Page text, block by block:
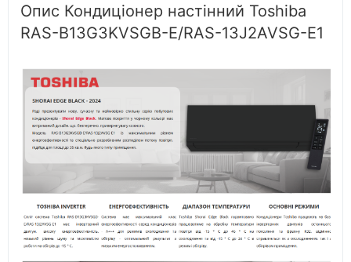
Опис Кондиціонер настінний Toshiba
RAS-B13G3KVSGB-E/RAS-13J2AVSG-E1